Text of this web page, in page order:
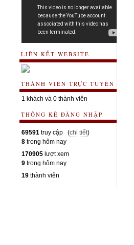
LIÊN KẾT WEBSITE
THÀNH VIÊN TRỰC TUYẾN
1 khách và 0 thành viên
THÔNG KÊ ĐĂNG NHẬP
69591 truy cập (chi tiết)
8 trong hôm nay
170905 lượt xem
9 trong hôm nay
19 thành viên